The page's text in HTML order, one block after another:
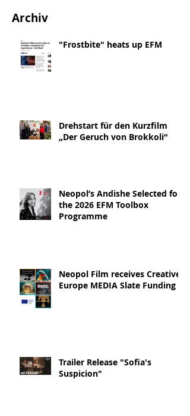
Archiv
"Frostbite" heats up EFM
Drehstart für den Kurzfilm
„Der Geruch von Brokkoli“
Neopol’s Andishe Selected for
the 2026 EFM Toolbox
Programme
Neopol Film receives Creative
Europe MEDIA Slate Funding
Trailer Release "Sofia's
Suspicion"